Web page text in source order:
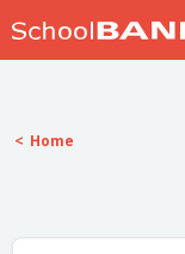
Home